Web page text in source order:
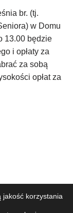
br. (tj.
w Domu
13.00 będzie
i opłaty za
za sobą
opłat za
NMP
jakość korzystania